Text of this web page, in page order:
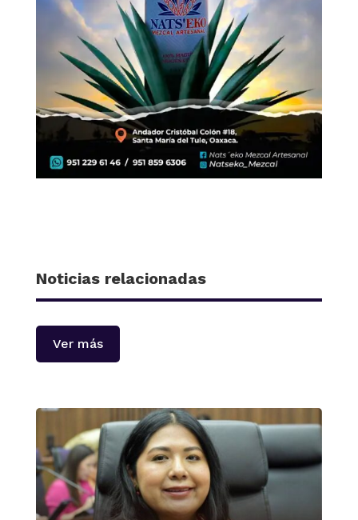
Noticias relacionadas
Ver más